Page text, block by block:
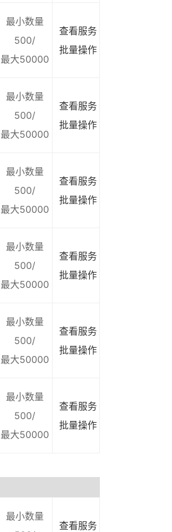
最小数量
500/
最大50000
查看服务
批量操作
最小数量
500/
最大50000
查看服务
批量操作
最小数量
500/
最大50000
查看服务
批量操作
最小数量
500/
最大50000
查看服务
批量操作
最小数量
500/
最大50000
查看服务
批量操作
最小数量
500/
最大50000
查看服务
批量操作
最小数量
查看服务